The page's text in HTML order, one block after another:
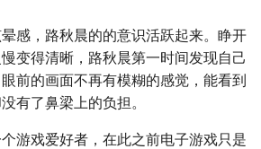
感，路秋晨的的意识活跃起来。睁开
变得清晰，路秋晨第一时间发现自己
前的画面不再有模糊的感觉，能看到
有了鼻梁上的负担。
游戏爱好者，在此之前电子游戏只是